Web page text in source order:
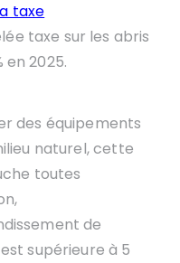
taxe
taxe sur les abris
en 2025.
des équipements
naturel, cette
toutes
de
supérieure à 5